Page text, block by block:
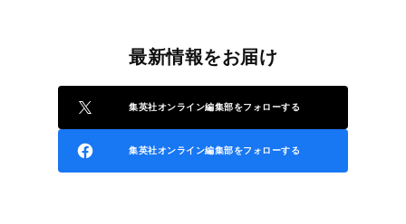
最新情報をお届け
集英社オンライン編集部をフォローする
集英社オンライン編集部をフォローする